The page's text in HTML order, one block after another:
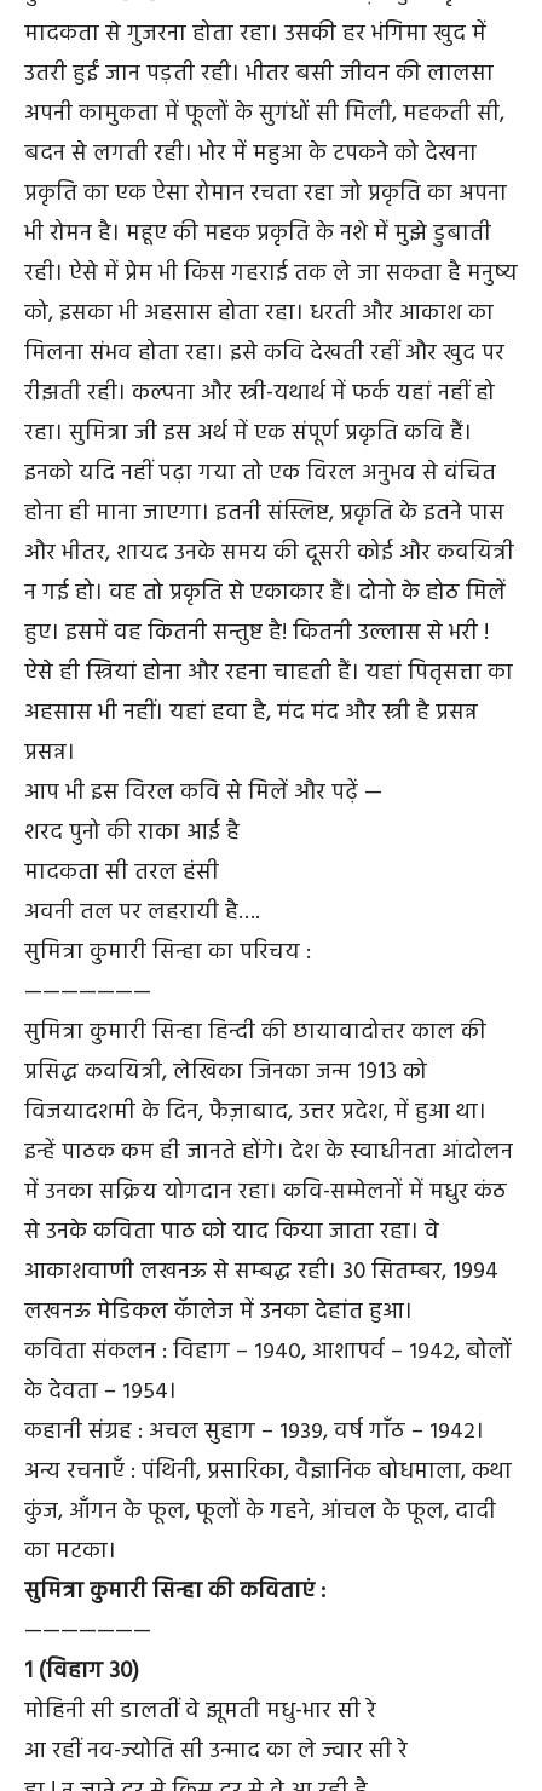
मादकता से गुजरना होता रहा। उसकी हर भंगिमा खुद में
उतरी हुईं जान पड़ती रही। भीतर बसी जीवन की लालसा
अपनी कामुकता में फूलों के सुगंधों सी मिली, महकती सी,
बदन से लगती रही। भोर में महुआ के टपकने को देखना
प्रकृति का एक ऐसा रोमान रचता रहा जो प्रकृति का अपना
भी रोमन है। महूए की महक प्रकृति के नशे में मुझे डुबाती
रही। ऐसे में प्रेम भी किस गहराई तक ले जा सकता है मनुष्य
को, इसका भी अहसास होता रहा। धरती और आकाश का
मिलना संभव होता रहा। इसे कवि देखती रहीं और खुद पर
रीझती रही। कल्पना और स्त्री-यथार्थ में फर्क यहां नहीं हो
रहा। सुमित्रा जी इस अर्थ में एक संपूर्ण प्रकृति कवि हैं।
इनको यदि नहीं पढ़ा गया तो एक विरल अनुभव से वंचित
होना ही माना जाएगा। इतनी संस्लिष्ट, प्रकृति के इतने पास
और भीतर, शायद उनके समय की दूसरी कोई और कवयित्री
न गई हो। वह तो प्रकृति से एकाकार हैं। दोनो के होठ मिलें
हुए। इसमें वह कितनी सन्तुष्ट है! कितनी उल्लास से भरी !
ऐसे ही स्त्रियां होना और रहना चाहती हैं। यहां पितृसत्ता का
अहसास भी नहीं। यहां हवा है, मंद मंद और स्त्री है प्रसन्न
प्रसन्न।
आप भी इस विरल कवि से मिलें और पढ़ें —
शरद पुनो की राका आई है
मादकता सी तरल हंसी
अवनी तल पर लहरायी है….
सुमित्रा कुमारी सिन्हा का परिचय :
———————
सुमित्रा कुमारी सिन्हा हिन्दी की छायावादोत्तर काल की
प्रसिद्ध कवयित्री, लेखिका जिनका जन्म 1913 को
विजयादशमी के दिन, फैज़ाबाद, उत्तर प्रदेश, में हुआ था।
इन्हें पाठक कम ही जानते होंगे। देश के स्वाधीनता आंदोलन
में उनका सक्रिय योगदान रहा। कवि-सम्मेलनों में मधुर कंठ
से उनके कविता पाठ को याद किया जाता रहा। वे
आकाशवाणी लखनऊ से सम्बद्ध रही। 30 सितम्बर, 1994
लखनऊ मेडिकल कॅालेज में उनका देहांत हुआ।
कविता संकलन : विहाग – १९४०, आशापर्व – १९४२, बोलों
के देवता – १९५४।
कहानी संग्रह : अचल सुहाग – १९३९, वर्ष गाँठ – १९४२।
अन्य रचनाएँ : पंथिनी, प्रसारिका, वैज्ञानिक बोधमाला, कथा
कुंज, आँगन के फूल, फूलों के गहने, आंचल के फूल, दादी
का मटका।
सुमित्रा कुमारी सिन्हा की कविताएं :
———————
1 (विहाग 30)
मोहिनी सी डालतीं वे झूमती मधु-भार सी रे
आ रहीं नव-ज्योति सी उन्माद का ले ज्वार सी रे